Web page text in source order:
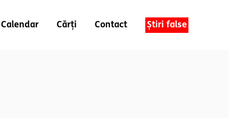
Calendar Cărți Contact Știri false